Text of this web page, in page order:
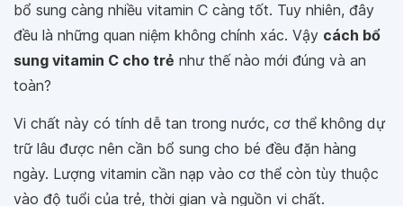
bổ sung càng nhiều vitamin C càng tốt. Tuy nhiên, đây
đều là những quan niệm không chính xác. Vậy cách bổ
sung vitamin C cho trẻ như thế nào mới đúng và an
toàn?
Vi chất này có tính dễ tan trong nước, cơ thể không dự
trữ lâu được nên cần bổ sung cho bé đều đặn hàng
ngày. Lượng vitamin cần nạp vào cơ thể còn tùy thuộc
vào độ tuổi của trẻ, thời gian và nguồn vi chất.